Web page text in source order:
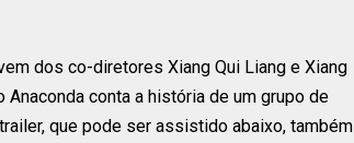
dos co-diretores Xiang Qui Liang e Xiang
conta a história de um grupo de
que pode ser assistido abaixo, também